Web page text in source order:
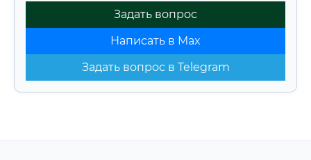
Задать вопрос
Написать в Max
Задать вопрос в Telegram